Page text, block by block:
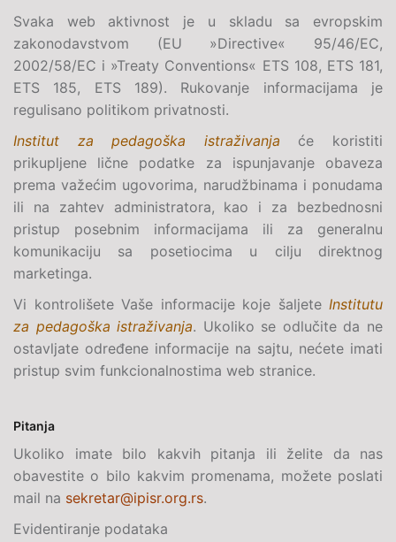
Svaka web aktivnost je u skladu sa evropskim
zakonodavstvom (EU »Directive« 95/46/EC,
2002/58/EC i »Treaty Conventions« ETS 108, ETS 181,
ETS 185, ETS 189). Rukovanje informacijama je
regulisano politikom privatnosti.
Institut za pedagoška istraživanja će koristiti
prikupljene lične podatke za ispunjavanje obaveza
prema važećim ugovorima, narudžbinama i ponudama
ili na zahtev administratora, kao i za bezbednosni
pristup posebnim informacijama ili za generalnu
komunikaciju sa posetiocima u cilju direktnog
marketinga.
Vi kontrolišete Vaše informacije koje šaljete Institutu
za pedagoška istraživanja. Ukoliko se odlučite da ne
ostavljate određene informacije na sajtu, nećete imati
pristup svim funkcionalnostima web stranice.
Pitanja
Ukoliko imate bilo kakvih pitanja ili želite da nas
obavestite o bilo kakvim promenama, možete poslati
mail na sekretar@ipisr.org.rs.
Evidentiranje podataka